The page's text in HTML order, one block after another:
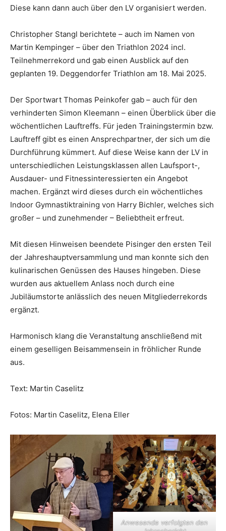
Diese kann dann auch über den LV organisiert werden.
Christopher Stangl berichtete – auch im Namen von
Martin Kempinger – über den Triathlon 2024 incl.
Teilnehmerrekord und gab einen Ausblick auf den
geplanten 19. Deggendorfer Triathlon am 18. Mai 2025.
Der Sportwart Thomas Peinkofer gab – auch für den
verhinderten Simon Kleemann – einen Überblick über die
wöchentlichen Lauftreffs. Für jeden Trainingstermin bzw.
Lauftreff gibt es einen Ansprechpartner, der sich um die
Durchführung kümmert. Auf diese Weise kann der LV in
unterschiedlichen Leistungsklassen allen Laufsport-,
Ausdauer- und Fitnessinteressierten ein Angebot
machen. Ergänzt wird dieses durch ein wöchentliches
Indoor Gymnastiktraining von Harry Bichler, welches sich
großer – und zunehmender – Beliebtheit erfreut.
Mit diesen Hinweisen beendete Pisinger den ersten Teil
der Jahreshauptversammlung und man konnte sich den
kulinarischen Genüssen des Hauses hingeben. Diese
wurden aus aktuellem Anlass noch durch eine
Jubiläumstorte anlässlich des neuen Mitgliederrekords
ergänzt.
Harmonisch klang die Veranstaltung anschließend mit
einem geselligen Beisammensein in fröhlicher Runde
aus.
Text: Martin Caselitz
Fotos: Martin Caselitz, Elena Eller
Anwesende verfolgten den